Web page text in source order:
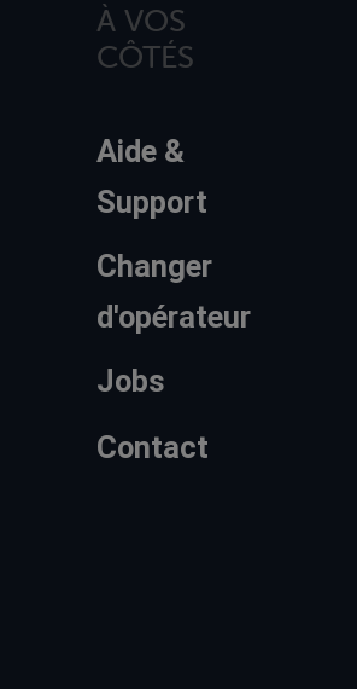
À VOS
CÔTÉS
Aide &
Support
Changer
d'opérateur
Jobs
Contact